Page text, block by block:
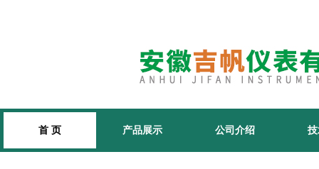
首 页 产品展示 公司介绍